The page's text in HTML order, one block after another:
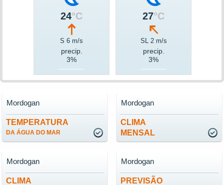
24°C
S 6 m/s
precip.
3%
27°C
SL 2 m/s
precip.
3%
TEMPERATURA
DA ÁGUA DO MAR
Mordogan
CLIMA
MENSAL
Mordogan
CLIMA
Mordogan
PREVISÃO
Mordogan